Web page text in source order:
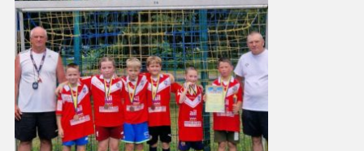
12:25, 24.07.2026